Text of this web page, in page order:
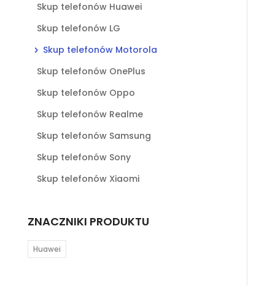
Skup telefonów Huawei
Skup telefonów LG
Skup telefonów Motorola
Skup telefonów OnePlus
Skup telefonów Oppo
Skup telefonów Realme
Skup telefonów Samsung
Skup telefonów Sony
Skup telefonów Xiaomi
ZNACZNIKI PRODUKTU
Huawei